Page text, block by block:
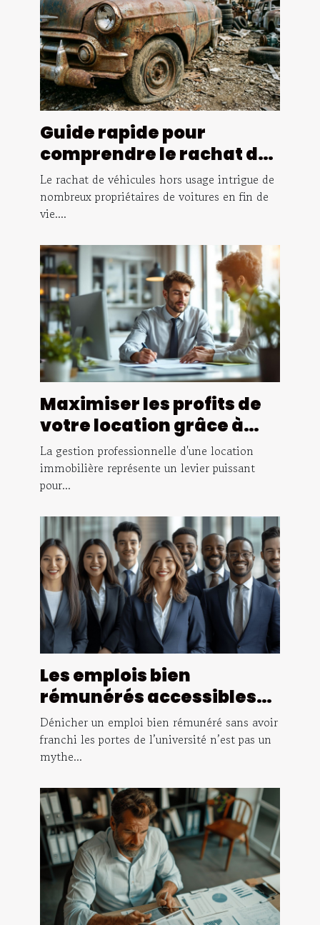
Guide rapide pour
comprendre le rachat de
véhicules hors usage
Le rachat de véhicules hors usage intrigue de
nombreux propriétaires de voitures en fin de
vie....
Maximiser les profits de
votre location grâce à
une gestion
professionnelle
La gestion professionnelle d'une location
immobilière représente un levier puissant
pour...
Les emplois bien
rémunérés accessibles
sans diplôme
universitaire
Dénicher un emploi bien rémunéré sans avoir
franchi les portes de l’université n’est pas un
mythe...